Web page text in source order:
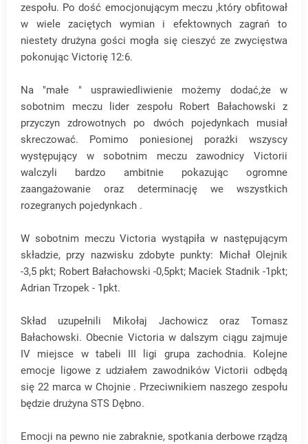
zespołu. Po dość emocjonującym meczu ,który obfitował
w wiele zaciętych wymian i efektownych zagrań to
niestety drużyna gości mogła się cieszyć ze zwycięstwa
pokonując Victorię 12:6.
Na "małe " usprawiedliwienie możemy dodać,że w
sobotnim meczu lider zespołu Robert Bałachowski z
przyczyn zdrowotnych po dwóch pojedynkach musiał
skreczować. Pomimo poniesionej porażki wszyscy
występujący w sobotnim meczu zawodnicy Victorii
walczyli bardzo ambitnie pokazując ogromne
zaangażowanie oraz determinację we wszystkich
rozegranych pojedynkach .
W sobotnim meczu Victoria wystąpiła w następującym
składzie, przy nazwisku zdobyte punkty: Michał Olejnik
-3,5 pkt; Robert Bałachowski -0,5pkt; Maciek Stadnik -1pkt;
Adrian Trzopek - 1pkt.
Skład uzupełnili Mikołaj Jachowicz oraz Tomasz
Bałachowski. Obecnie Victoria w dalszym ciągu zajmuje
IV miejsce w tabeli III ligi grupa zachodnia. Kolejne
emocje ligowe z udziałem zawodników Victorii odbędą
się 22 marca w Chojnie . Przeciwnikiem naszego zespołu
będzie drużyna STS Dębno.
Emocji na pewno nie zabraknie, spotkania derbowe rządzą